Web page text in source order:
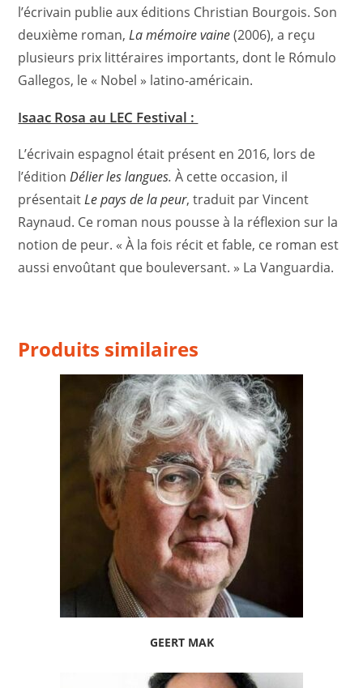
l’écrivain publie aux éditions Christian Bourgois. Son
deuxième roman,La mémoire vaine(2006), a reçu
plusieurs prix littéraires importants, dont le Rómulo
Gallegos, le « Nobel » latino-américain.
Isaac Rosa au LEC Festival :
L’écrivain espagnol était présent en 2016, lors de
l’éditionDélier les langues.À cette occasion, il
présentaitLe pays de la peur, traduit par Vincent
Raynaud. Ce roman nous pousse à la réflexion sur la
notion de peur. « À la fois récit et fable, ce roman est
aussi envoûtant que bouleversant. » La Vanguardia.
Produits similaires
GEERT MAK